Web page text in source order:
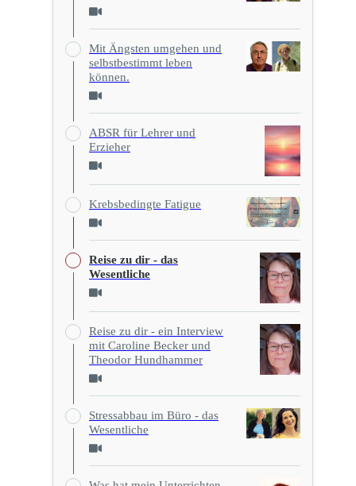
Mit Ängsten umgehen und
selbstbestimmt leben
können.
ABSR für Lehrer und
Erzieher
Krebsbedingte Fatigue
Reise zu dir - das
Wesentliche
Reise zu dir - ein Interview
mit Caroline Becker und
Theodor Hundhammer
Stressabbau im Büro - das
Wesentliche